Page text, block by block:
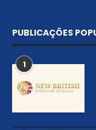
PUBLICAÇÕES
1